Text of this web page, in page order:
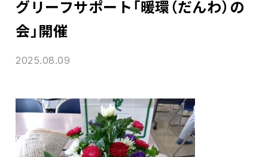
グリーフサポート「暖環（だんわ）の
会」開催
2025.08.09